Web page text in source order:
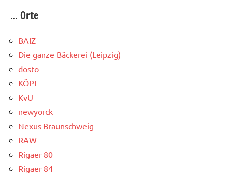
... Orte
BAIZ
Die ganze Bäckerei (Leipzig)
dosto
KÖPI
KvU
newyorck
Nexus Braunschweig
RAW
Rigaer 80
Rigaer 84